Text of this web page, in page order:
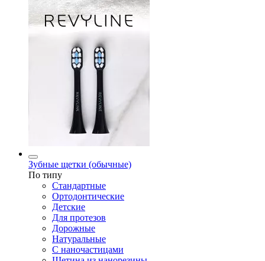
Зубные щетки (обычные)
По типу
Стандартные
Ортодонтические
Детские
Для протезов
Дорожные
Натуральные
С наночастицами